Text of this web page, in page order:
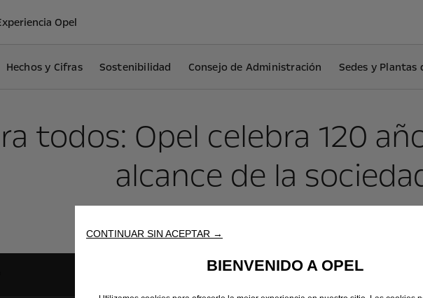
Opel
Hechos y Cifras Sostenibilidad Consejo de Administración Sedes y Plantas
todos: Opel celebra 120
alcance de la
Solicitar Test Drive
CONTINUAR SIN ACEPTAR →
BIENVENIDO A OPEL